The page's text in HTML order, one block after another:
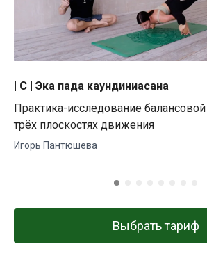
| C | Эка пада каундиниасана
Практика-исследование
трёх плоскостях движения
Игорь Пантюшева
Выбрать тариф